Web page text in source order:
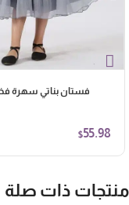
فستان بناتي سهرة فخم
$55.98
ذات صلة